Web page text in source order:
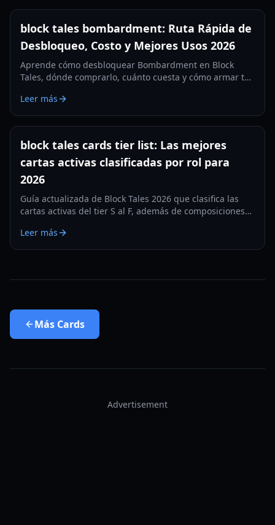
block tales bombardment: Ruta Rápida de
Desbloqueo, Costo y Mejores Usos 2026
Aprende cómo desbloquear Bombardment en Block
Tales, dónde comprarlo, cuánto cuesta y cómo armar tu
en 2026.
Leer más
block tales cards tier list: Las mejores
cartas activas clasificadas por rol para
2026
Guía actualizada de Block Tales 2026 que clasifica las
cartas activas del tier S al F, además de composiciones
difícil.
Leer más
Más Cards
Advertisement